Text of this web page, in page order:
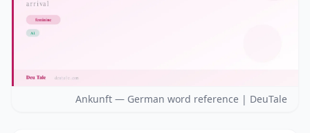
Ankunft — German word reference | DeuTale